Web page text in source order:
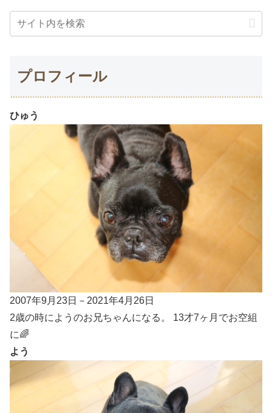
プロフィール
ひゅう
2007年9月23日－2021年4月26日
2歳の時にようのお兄ちゃんになる。 13才7ヶ月でお空組
に🌈
よう